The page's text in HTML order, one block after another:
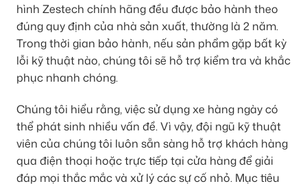
hình Zestech chính hãng đều được bảo hành theo
đúng quy định của nhà sản xuất, thường là 2 năm.
Trong thời gian bảo hành, nếu sản phẩm gặp bất kỳ
lỗi kỹ thuật nào, chúng tôi sẽ hỗ trợ kiểm tra và khắc
phục nhanh chóng.
Chúng tôi hiểu rằng, việc sử dụng xe hàng ngày có
thể phát sinh nhiều vấn đề. Vì vậy, đội ngũ kỹ thuật
viên của chúng tôi luôn sẵn sàng hỗ trợ khách hàng
qua điện thoại hoặc trực tiếp tại cửa hàng để giải
đáp mọi thắc mắc và xử lý các sự cố nhỏ. Mục tiêu